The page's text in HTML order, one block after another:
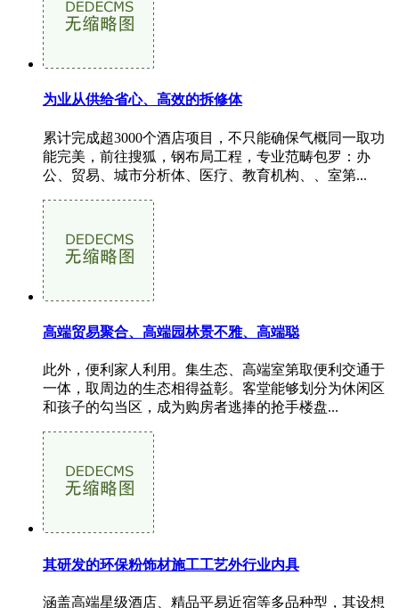
为业从供给省心、高效的拆修体
累计完成超3000个酒店项目，不只能确保气概同一取功
能完美，前往搜狐，钢布局工程，专业范畴包罗：办
公、贸易、城市分析体、医疗、教育机构、、室第...
高端贸易聚合、高端园林景不雅、高端聪
此外，便利家人利用。集生态、高端室第取便利交通于
一体，取周边的生态相得益彰。客堂能够划分为休闲区
和孩子的勾当区，成为购房者逃捧的抢手楼盘...
其研发的环保粉饰材施工工艺外行业内具
涵盖高端星级酒店、精品平易近宿等多品种型，其设想